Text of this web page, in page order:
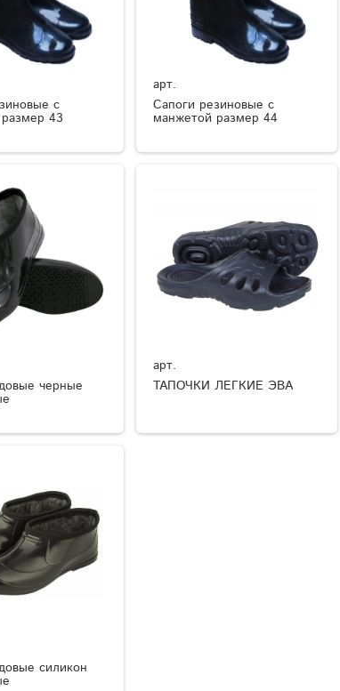
с
43
арт.
Сапоги резиновые с
манжетой размер 44
черные
арт.
ТАПОЧКИ ЛЕГКИЕ ЭВА
силикон